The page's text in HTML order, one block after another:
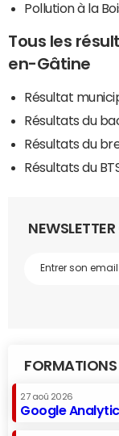
Pollution à la
Tous les
en-Gâtine
Résultat
Résultats du
Résultats du
Résultats du
FORMATIONS
27 aoû 2026
Google